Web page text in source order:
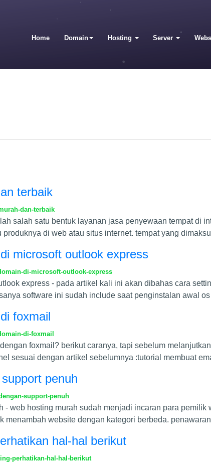
Home Domain Hosting Server
terbaik
dan-terbaik
salah satu bentuk layanan jasa penyewaan tempat di
di web atau situs internet. tempat yang
microsoft outlook express
di-microsoft-outlook-express
express - pada artikel kali ini akan dibahas cara
software ini sudah include saat penginstalan awal os
foxmail
di-foxmail
foxmail? berikut caranya, tapi sebelum
sesuai dengan artikel sebelumnya :tutorial membuat
penuh
support-penuh
- web hosting murah sudah menjadi incaran para
menambah website dengan kategori berbeda.
hal-hal berikut
perhatikan-hal-hal-berikut